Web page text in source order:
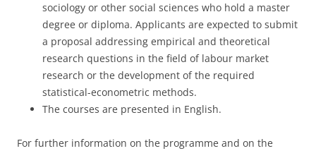
sociology or other social sciences who hold a master
degree or diploma. Applicants are expected to submit
a proposal addressing empirical and theoretical
research questions in the field of labour market
research or the development of the required
statistical-econometric methods.
The courses are presented in English.
For further information on the programme and on the